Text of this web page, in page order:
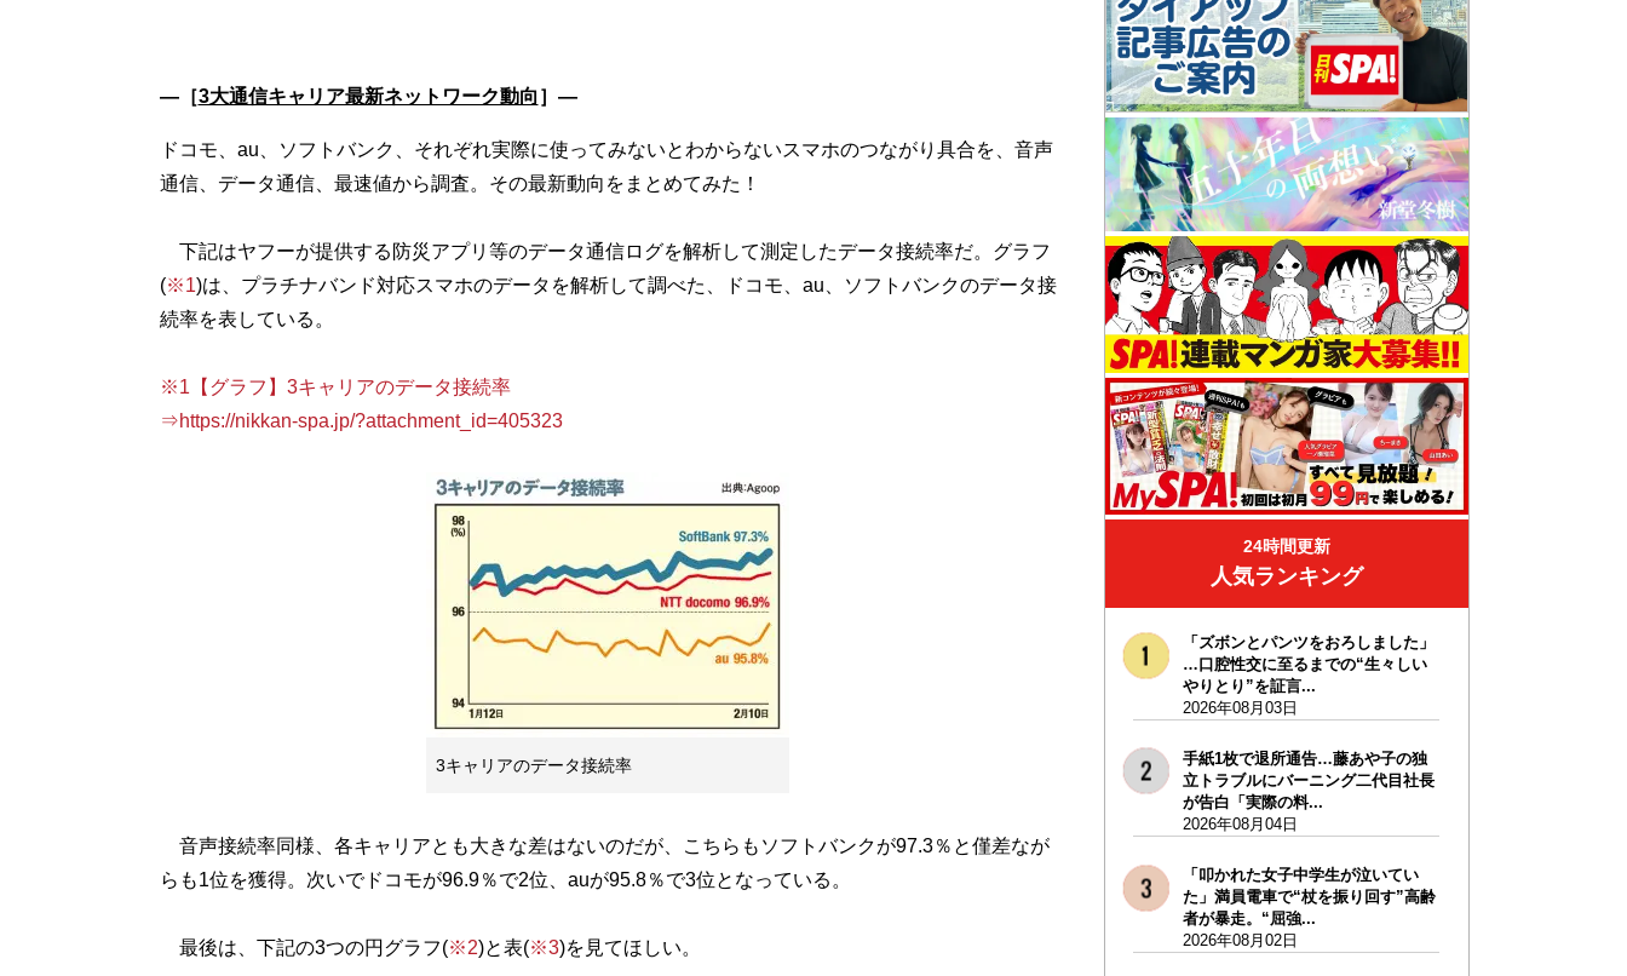
―［3大通信キャリア最新ネットワーク動向 ］―
ドコモ、au、ソフトバンク、それぞれ実際に使ってみないとわからないスマホのつながり具合を、音声
通信、データ通信、最速値から調査。その最新動向をまとめてみた！
下記はヤフーが提供する防災アプリ等のデータ通信ログを解析して測定したデータ接続率だ。グラフ
(※1)は、プラチナバンド対応スマホのデータを解析して調べた、ドコモ、au、ソフトバンクのデータ接
続率を表している。
※1【グラフ】3キャリアのデータ接続率
⇒https://nikkan-spa.jp/?attachment_id=405323
3キャリアのデータ接続率
音声接続率同様、各キャリアとも大きな差はないのだが、こちらもソフトバンクが97.3％と僅差なが
らも1位を獲得。次いでドコモが96.9％で2位、auが95.8％で3位となっている。
最後は、下記の3つの円グラフ(※2)と表(※3)を見てほしい。
24時間更新
人気ランキング
「ズボンとパンツをおろしました」
…口腔性交に至るまでの“生々しい
やりとり”を証言...
2026年08月03日
手紙1枚で退所通告…藤あや子の独
立トラブルにバーニング二代目社長
が告白「実際の料...
2026年08月04日
「叩かれた女子中学生が泣いてい
た」満員電車で“杖を振り回す”高齢
者が暴走。“屈強...
2026年08月02日